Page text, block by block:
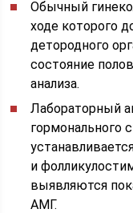
Обычный
ходе которого
детородного
состояние
анализа.
Лабораторный
гормонального
и
выявляются
АМГ.